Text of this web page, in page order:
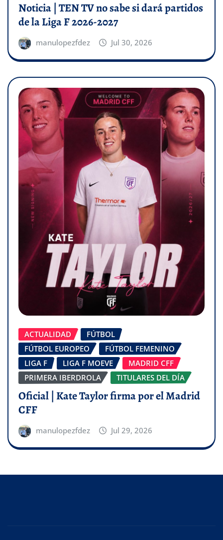
Noticia | TEN TV no sabe si dará partidos
de la Liga F 2026-2027
manulopezfdez Jul 30, 2026
ACTUALIDAD
FÚTBOL
FÚTBOL EUROPEO
FÚTBOL FEMENINO
LIGA F
LIGA F MOEVE
MADRID CFF
PRIMERA IBERDROLA
TITULARES DEL DÍA
Oficial | Kate Taylor firma por el Madrid
CFF
manulopezfdez Jul 29, 2026